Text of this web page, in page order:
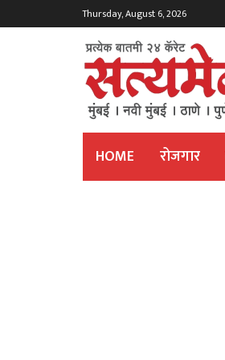
Thursday, August 6, 2026
HOME रोजगार